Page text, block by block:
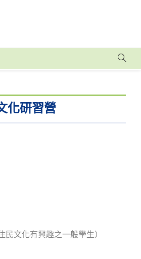
化研習營
文化有興趣之一般學生）